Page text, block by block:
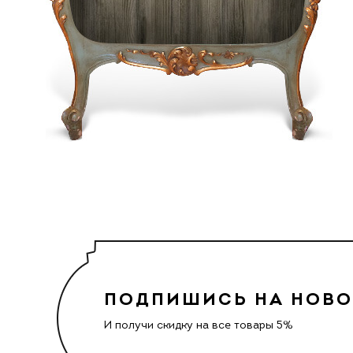
ПОДПИШИСЬ НА
И получи скидку на все товары 5%